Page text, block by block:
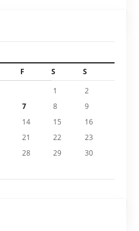
F S
S
1
2
7 8
9
14 15
16
21 22
23
28 29
30